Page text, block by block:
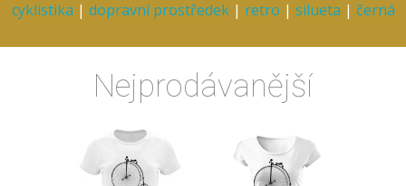
cyklistika | dopravní prostředek| retro | silueta | černá
Nejprodávanější